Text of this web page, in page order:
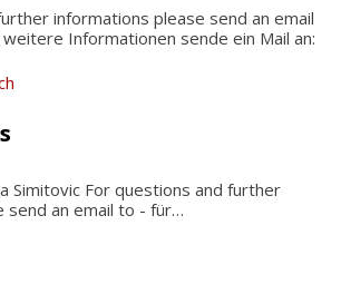
informations please send an email
Informationen sende ein Mail an:
Simitovic For questions and further
send an email to - für…